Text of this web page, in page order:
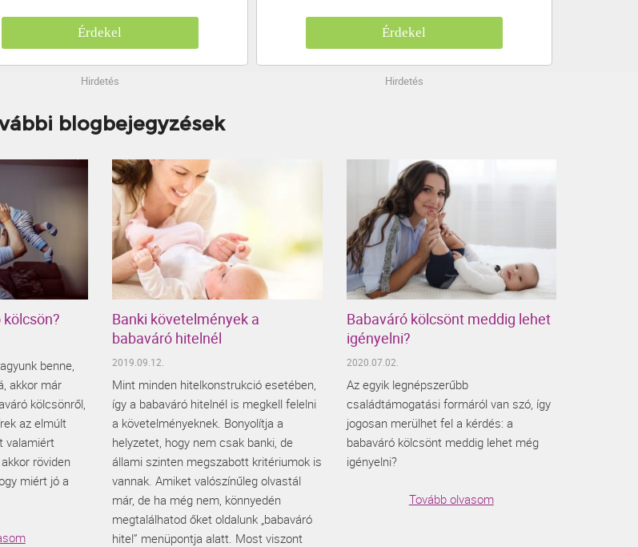
Érdekel
Hirdetés
Érdekel
Hirdetés
blogbejegyzések
benne,
akkor már
kölcsönről,
az elmúlt
valamiért
röviden
miért jó a
Banki követelmények a
babaváró hitelnél
2019.09.12.
Mint minden hitelkonstrukció esetében,
így a babaváró hitelnél is megkell felelni
a követelményeknek. Bonyolítja a
helyzetet, hogy nem csak banki, de
állami szinten megszabott kritériumok is
vannak. Amiket valószínűleg olvastál
már, de ha még nem, könnyedén
megtalálhatod őket oldalunk „babaváró
hitel” menüpontja alatt. Most viszont
Babaváró kölcsönt meddig lehet
igényelni?
2020.07.02.
Az egyik legnépszerűbb
családtámogatási formáról van szó, így
jogosan merülhet fel a kérdés: a
babaváró kölcsönt meddig lehet még
igényelni?
Tovább olvasom